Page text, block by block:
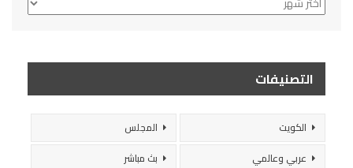
التصنيفات
الكويت
المجلس
عربي وعالمي
بث مباشر